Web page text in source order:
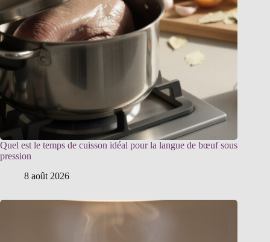
Quel est le temps de cuisson idéal pour la langue de bœuf sous
pression
8 août 2026